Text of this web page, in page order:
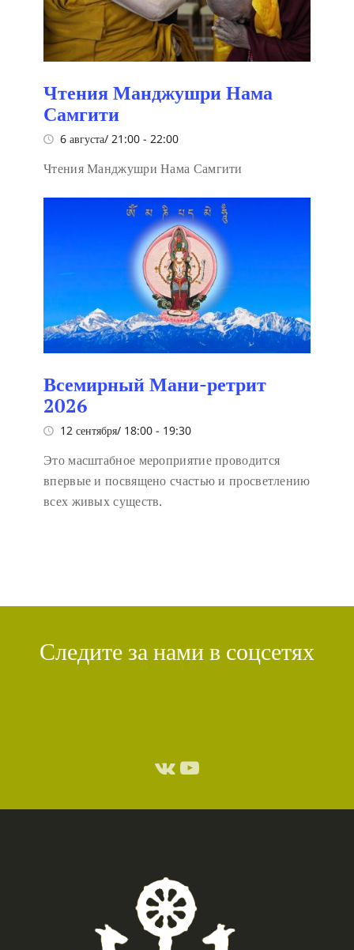
Чтения Манджушри Нама
Самгити
6 августа/ 21:00 - 22:00
Чтения Манджушри Нама Самгити
Всемирный Мани-ретрит
2026
12 сентября/ 18:00 - 19:30
Это масштабное мероприятие проводится
впервые и посвящено счастью и просветлению
всех живых существ.
Следите за нами в соцсетях